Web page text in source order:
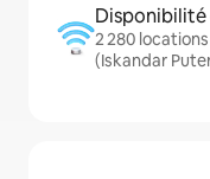
Disponibilité
2 280
(Iskandar